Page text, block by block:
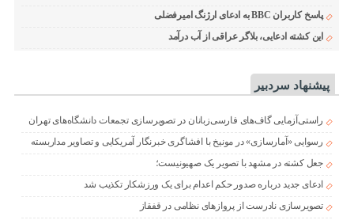
پاسخ کاربران BBC به ادعای ارژنگ امیرفضلی
این کشته ادعایی، بلاگر عراقی از آب درآمد
پیشنهاد سردبیر
راستی‌آزمایی گاف‌های فارسی‌زبانان در تصویرسازی تجمعات دانشگاه‌های تهران
رسوایی «آمارسازی» در مونیخ با افشاگری خبرنگار آمریکایی و تصاویر مداربسته
جعل کشته در مشهد با تصویر یک صهیونیست؛
ادعای جدید درباره صدور حکم اعدام برای یک ورزشکار تکذیب شد
تصویرسازی نادرست از پروازهای نظامی در قفقاز